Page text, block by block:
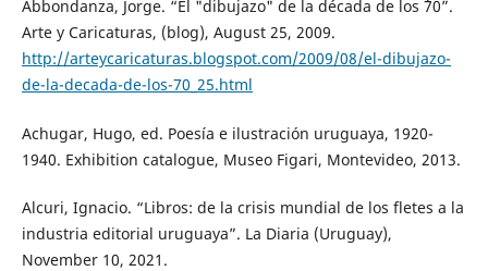
Abbondanza, Jorge. “El "dibujazo" de la década de los `70”.
Arte y Caricaturas, (blog), August 25, 2009.
http://arteycaricaturas.blogspot.com/2009/08/el-dibujazo-
de-la-decada-de-los-70_25.html
Achugar, Hugo, ed. Poesía e ilustración uruguaya, 1920-
1940. Exhibition catalogue, Museo Figari, Montevideo, 2013.
Alcuri, Ignacio. “Libros: de la crisis mundial de los fletes a la
industria editorial uruguaya”. La Diaria (Uruguay),
November 10, 2021.